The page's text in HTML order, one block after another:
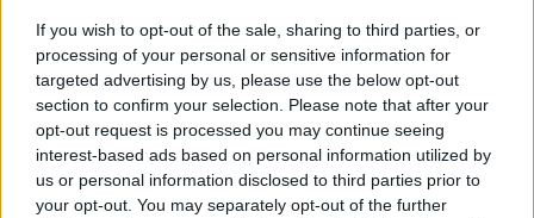
If you wish to opt-out of the sale, sharing to third parties, or
processing of your personal or sensitive information for
targeted advertising by us, please use the below opt-out
section to confirm your selection. Please note that after your
opt-out request is processed you may continue seeing
interest-based ads based on personal information utilized by
us or personal information disclosed to third parties prior to
your opt-out. You may separately opt-out of the further
ΤΑ ΠΙΟ ΔΗΜΟΦΙΛΗ